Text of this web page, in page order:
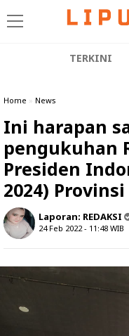
TERKINI
Home » News
Ini harapan
pengukuhan
Presiden
2024)
Laporan: REDAKSI
24 Feb 2022 - 11:48 WIB